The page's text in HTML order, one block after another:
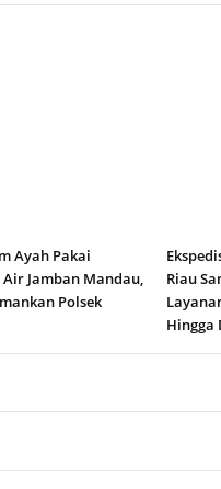
Ayah Pakai
Jamban Mandau,
Polsek
Riau
Hingga